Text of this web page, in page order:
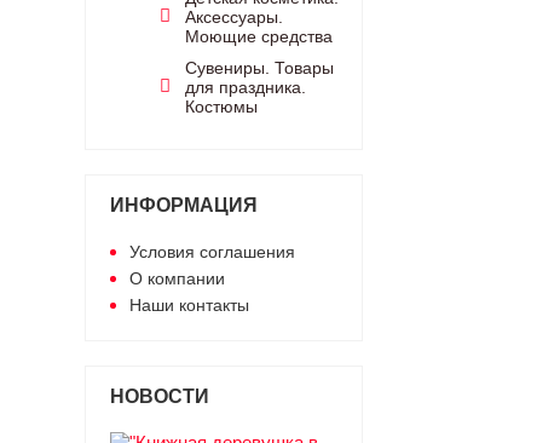
Аксессуары.
Моющие средства
Сувениры. Товары
для праздника.
Костюмы
ИНФОРМАЦИЯ
Условия соглашения
О компании
Наши контакты
НОВОСТИ